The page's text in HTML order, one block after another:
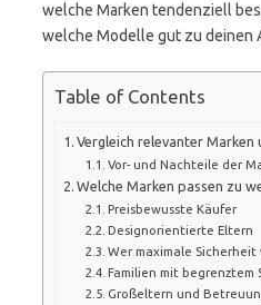
welche Marken tendenziell
welche Modelle gut zu deinen
Table of Contents
Vergleich relevanter Marken
Vor- und Nachteile der
Welche Marken passen zu
Preisbewusste Käufer
Designorientierte Eltern
Wer maximale Sicherheit
Familien mit begrenztem
Großeltern und